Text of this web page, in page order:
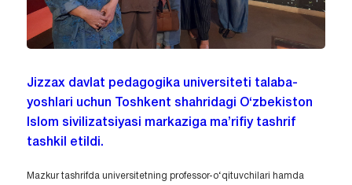
Jizzax davlat pedagogika universiteti talaba-
yoshlari uchun Toshkent shahridagi O‘zbekiston
Islom sivilizatsiyasi markaziga ma’rifiy tashrif
tashkil etildi.
Mazkur tashrifda universitetning professor-o‘qituvchilari hamda